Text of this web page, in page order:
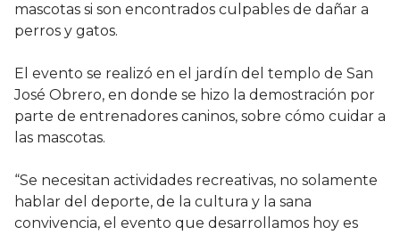
mascotas si son encontrados culpables de dañar a
perros y gatos.
El evento se realizó en el jardín del templo de San
José Obrero, en donde se hizo la demostración por
parte de entrenadores caninos, sobre cómo cuidar a
las mascotas.
“Se necesitan actividades recreativas, no solamente
hablar del deporte, de la cultura y la sana
convivencia, el evento que desarrollamos hoy es